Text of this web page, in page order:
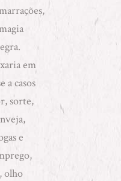
,
.
em
a casos
sorte,
e
olho